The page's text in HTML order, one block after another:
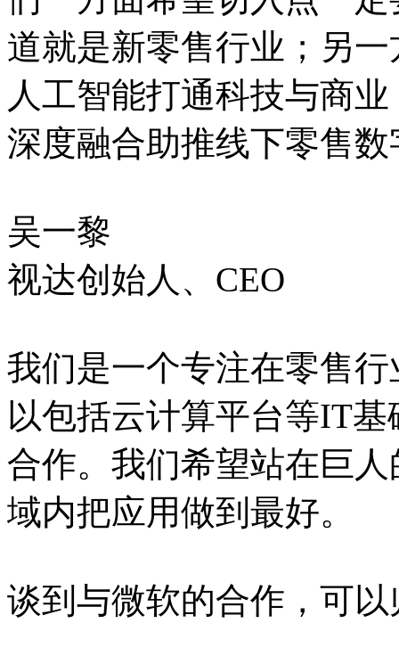
道就是新零售行业；另
人工智能打通科技与商
深度融合助推线下零售
吴一黎
视达创始人、CEO
我们是一个专注在零售
以包括云计算平台等IT
合作。我们希望站在巨
域内把应用做到最好。
谈到与微软的合作，可